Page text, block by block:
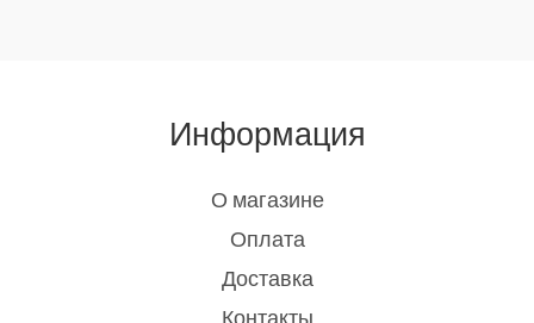
Информация
О магазине
Оплата
Доставка
Контакты